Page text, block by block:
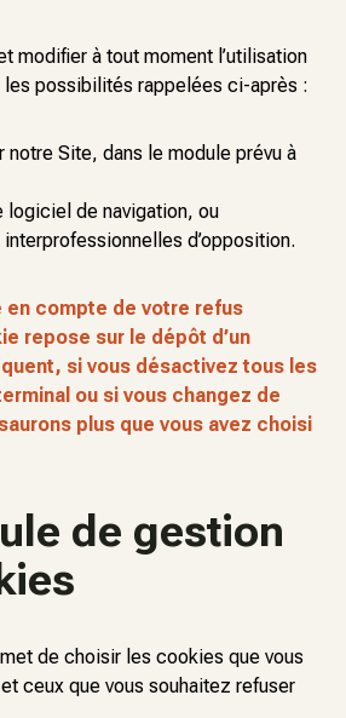
modifier à tout moment l’utilisation
possibilités rappelées ci-après :
notre Site, dans le module prévu à
logiciel de navigation, ou
d’opposition.
en compte de votre refus
repose sur le dépôt d’un
si vous désactivez tous les
ou si vous changez de
plus que vous avez choisi
de gestion
de choisir les cookies que vous
ceux que vous souhaitez refuser